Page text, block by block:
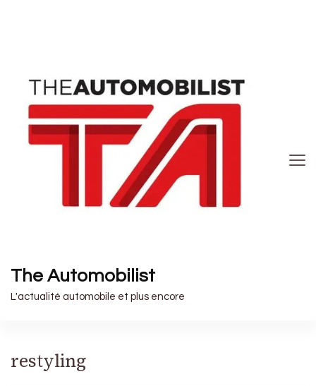
The Automobilist
L'actualité automobile et plus encore
restyling